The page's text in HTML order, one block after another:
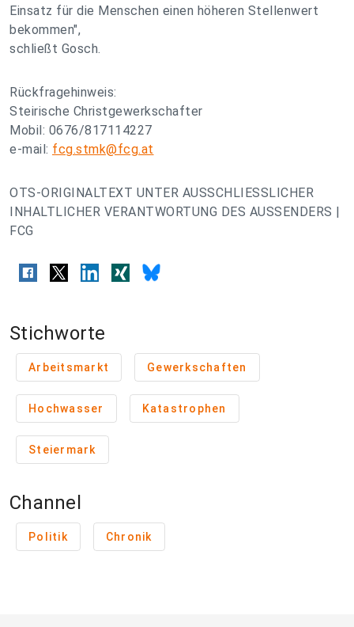
Einsatz für die Menschen einen höheren Stellenwert
bekommen",
schließt Gosch.
Rückfragehinweis:
Steirische Christgewerkschafter
Mobil: 0676/817114227
e-mail: fcg.stmk@fcg.at
OTS-ORIGINALTEXT UNTER AUSSCHLIESSLICHER
INHALTLICHER VERANTWORTUNG DES AUSSENDERS |
FCG
Stichworte
Arbeitsmarkt Gewerkschaften
Hochwasser Katastrophen
Steiermark
Channel
Politik Chronik